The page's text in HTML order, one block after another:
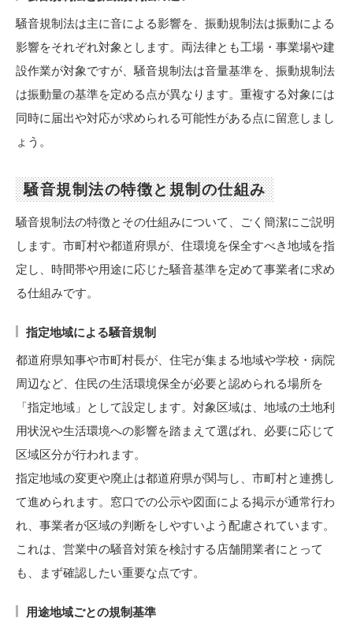
騒音規制法は主に音による影響を、振動規制法は振動による
影響をそれぞれ対象とします。両法律とも工場・事業場や建
設作業が対象ですが、騒音規制法は音量基準を、振動規制法
は振動量の基準を定める点が異なります。重複する対象には
同時に届出や対応が求められる可能性がある点に留意しまし
ょう。
騒音規制法の特徴と規制の仕組み
騒音規制法の特徴とその仕組みについて、ごく簡潔にご説明
します。市町村や都道府県が、住環境を保全すべき地域を指
定し、時間帯や用途に応じた騒音基準を定めて事業者に求め
る仕組みです。
指定地域による騒音規制
都道府県知事や市町村長が、住宅が集まる地域や学校・病院
周辺など、住民の生活環境保全が必要と認められる場所を
「指定地域」として設定します。対象区域は、地域の土地利
用状況や生活環境への影響を踏まえて選ばれ、必要に応じて
区域区分が行われます。
指定地域の変更や廃止は都道府県が関与し、市町村と連携し
て進められます。窓口での公示や図面による掲示が通常行わ
れ、事業者が区域の判断をしやすいよう配慮されています。
これは、営業中の騒音対策を検討する店舗開業者にとって
も、まず確認したい重要な点です。
用途地域ごとの規制基準